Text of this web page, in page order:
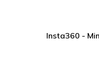
Insta360 -